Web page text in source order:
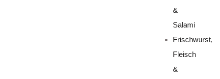
&
Salami
Frischwurst,
Fleisch
&